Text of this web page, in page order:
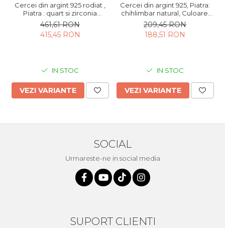
Cercei din argint 925 rodiat ,
Piatra : quart si zirconia
fatetata , Culoare : multicolor
461,61 RON
415,45 RON
IN STOC
VEZI VARIANTE
Cercei din argint 925, Piatra:
chihlimbar natural, Culoare:
galben miere,
209,45 RON
188,51 RON
IN STOC
VEZI VARIANTE
SOCIAL
Urmareste-ne in social media
SUPORT CLIENTI